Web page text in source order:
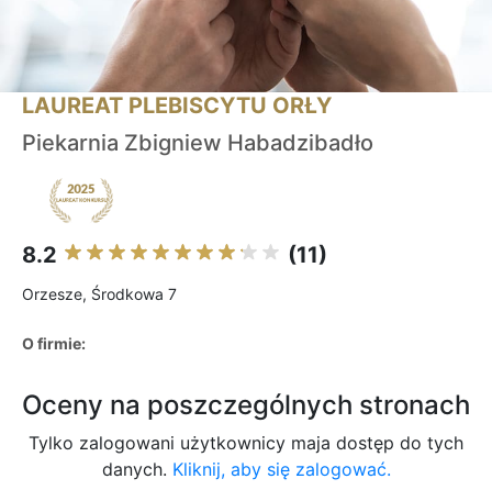
LAUREAT PLEBISCYTU ORŁY
Piekarnia Zbigniew Habadzibadło
8.2 (11)
Orzesze, Środkowa 7
O firmie:
Oceny na poszczególnych stronach
Tylko zalogowani użytkownicy maja dostęp do tych
danych. Kliknij, aby się zalogować.